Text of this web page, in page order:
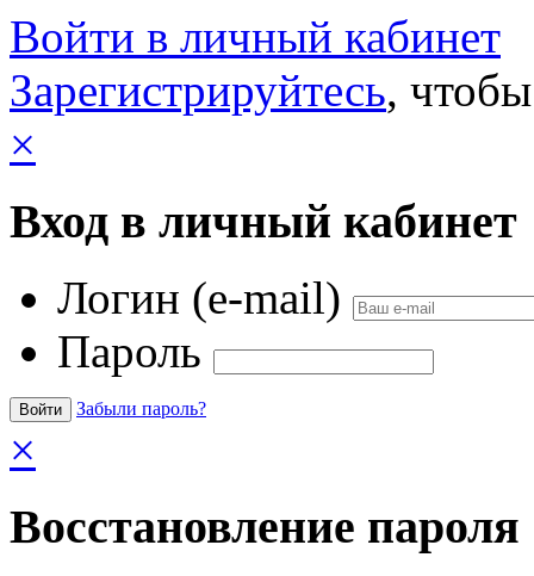
Войти в личный кабинет
Зарегистрируйтесь,
×
Вход в личный кабинет
Логин (e-mail)
Пароль
Забыли пароль?
×
Восстановление пароля